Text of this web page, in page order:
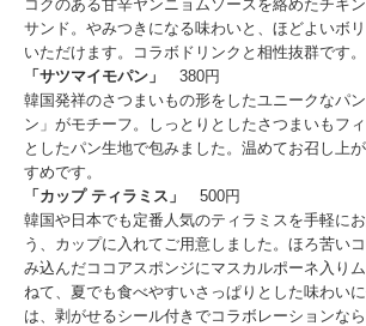
コクのある甘辛ヤンニョムソースを絡めたチキ
サンド。やみつきになる味わいと、ほどよいボ
いただけます。コラボドリンクと相性抜群です。
「サツマイモパン」 380円
韓国発祥のさつまいもの形をしたユニークなパ
ン」がモチーフ。しっとりとしたさつまいもフ
としたパン生地で包みました。温めてお召し上
すめです。
「カップ ティラミス」 500円
韓国や日本でも定番人気のティラミスを手軽に
う、カップに入れてご用意しました。ほろ苦い
み込んだココアスポンジにマスカルポーネ入り
ねて、夏でも食べやすいさっぱりとした味わい
は、剥がせるシール付きでコラボレーションな